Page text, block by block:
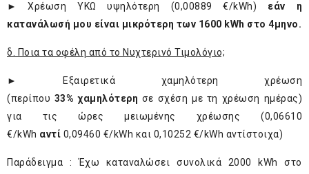
► Χρέωση ΥΚΩ υψηλότερη (0,00889 €/kWh) εάν η
κατανάλωσή μου είναι μικρότερη των 1600 kWh στο 4μηνο.
δ. Ποια τα οφέλη από το Νυχτερινό Τιμολόγιο;
► Εξαιρετικά χαμηλότερη χρέωση
(περίπου 33% χαμηλότερη σε σχέση με τη χρέωση ημέρας)
για τις ώρες μειωμένης χρέωσης (0,06610
€/kWh αντί 0,09460 €/kWh και 0,10252 €/kWh αντίστοιχα)
Παράδειγμα : Έχω καταναλώσει συνολικά 2000 kWh στο